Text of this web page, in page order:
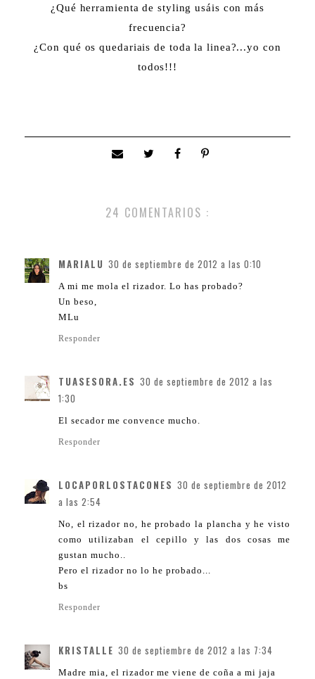
¿Qué herramienta de styling usáis con más
frecuencia?
¿Con qué os quedariais de toda la linea?...yo con
todos!!!
24 COMENTARIOS :
MARIALU 30 de septiembre de 2012 a las 0:10
A mi me mola el rizador. Lo has probado?
Un beso,
MLu
Responder
TUASESORA.ES 30 de septiembre de 2012 a las
1:30
El secador me convence mucho.
Responder
LOCAPORLOSTACONES 30 de septiembre de 2012
a las 2:54
No, el rizador no, he probado la plancha y he visto
como utilizaban el cepillo y las dos cosas me
gustan mucho..
Pero el rizador no lo he probado...
bs
Responder
KRISTALLE 30 de septiembre de 2012 a las 7:34
Madre mia, el rizador me viene de coña a mi jaja